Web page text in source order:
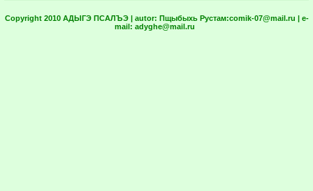
Copyright 2010 АДЫГЭ ПСАЛЪЭ | autor: Пщыбыхь Рустам:comik-07@mail.ru | e-
mail: adyghe@mail.ru